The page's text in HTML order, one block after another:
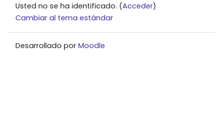
Usted no se ha identificado. (Acceder)
Cambiar al tema estándar
Desarrollado por Moodle